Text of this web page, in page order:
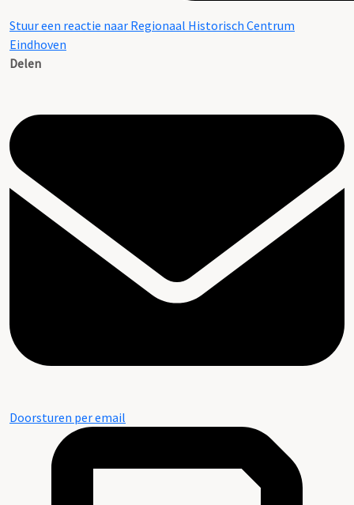
Stuur een reactie naar Regionaal Historisch Centrum
Eindhoven
Delen
Doorsturen per email